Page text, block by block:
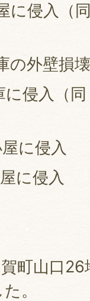
に侵入（
の外壁損壊
侵入（
に侵入
に侵入
町山口
。